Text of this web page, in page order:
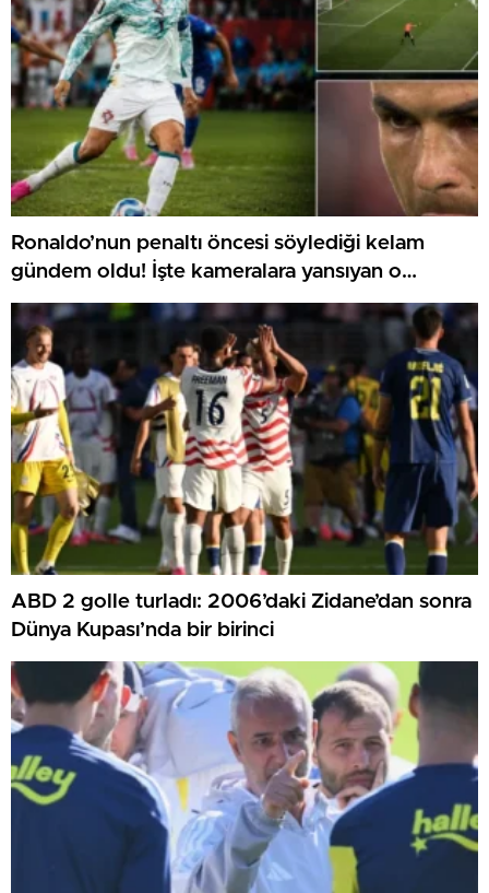
Ronaldo’nun penaltı öncesi söylediği kelam
gündem oldu! İşte kameralara yansıyan o
görüntü…
ABD 2 golle turladı: 2006’daki Zidane’dan sonra
Dünya Kupası’nda bir birinci